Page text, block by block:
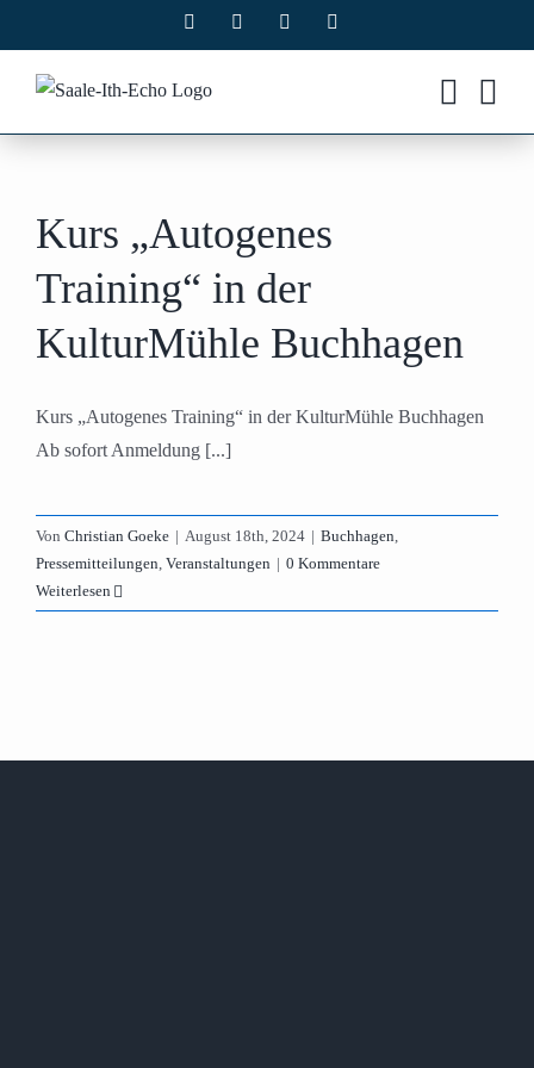
Inhalt
springen
Facebook Instagram
Kurs „Autogenes
Training“ in der
KulturMühle Buchhagen
Kurs „Autogenes Training“ in der KulturMühle Buchhagen
Ab sofort Anmeldung [...]
Von Christian Goeke | August 18th, 2024 | Buchhagen,
Pressemitteilungen, Veranstaltungen | 0 Kommentare
Weiterlesen